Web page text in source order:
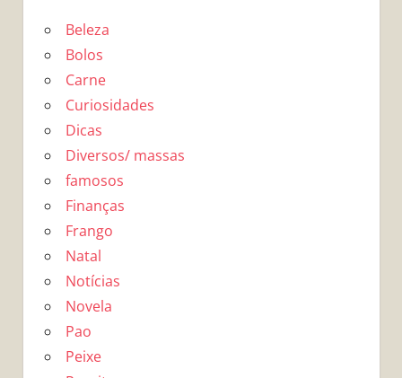
Beleza
Bolos
Carne
Curiosidades
Dicas
Diversos/ massas
famosos
Finanças
Frango
Natal
Notícias
Novela
Pao
Peixe